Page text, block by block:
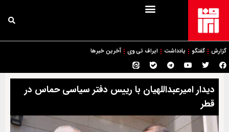
گزارش گفتگو یادداشت ایراف تی وی آخرین خبرها
دیدار امیرعبداللهیان با رییس دفتر سیاسی حماس در
قطر